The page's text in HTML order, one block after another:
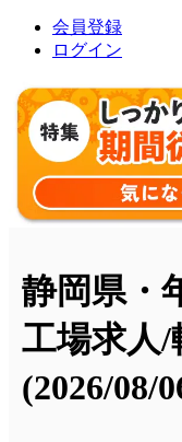
会員登録
ログイン
静岡県・
工場求人/
(2026/08/